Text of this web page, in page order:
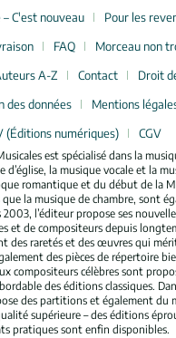
C'est nouveau
Pour les
FAQ
Morceau non
A-Z Contact
Droit
des données
Mentions
(Éditions numériques)
CGV
est spécialisé dans la
d’église, la musique vocale et la
romantique et du début de la
que la musique de chambre, sont
2003, l’éditeur propose ses
et de compositeurs depuis
des raretés et des œuvres qui
des pièces de répertoire
compositeurs célèbres sont
des éditions classiques.
des partitions et également du
supérieure – des éditions
pratiques sont enfin disponibles.